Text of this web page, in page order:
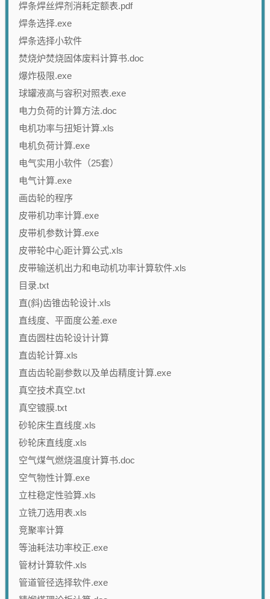
焊条焊丝焊剂消耗定额表.pdf
焊条选择.exe
焊条选择小软件
焚烧炉焚烧固体废料计算书.doc
爆炸极限.exe
球罐液高与容积对照表.exe
电力负荷的计算方法.doc
电机功率与扭矩计算.xls
电机负荷计算.exe
电气实用小软件（25套）
电气计算.exe
画齿轮的程序
皮带机功率计算.exe
皮带机参数计算.exe
皮带轮中心距计算公式.xls
皮带输送机出力和电动机功率计算软件.xls
目录.txt
直(斜)齿锥齿轮设计.xls
直线度、平面度公差.exe
直齿圆柱齿轮设计计算
直齿轮计算.xls
直齿齿轮副参数以及单齿精度计算.exe
真空技术真空.txt
真空镀膜.txt
砂轮床生直线度.xls
砂轮床直线度.xls
空气煤气燃烧温度计算书.doc
空气物性计算.exe
立柱稳定性验算.xls
立铣刀选用表.xls
竞聚率计算
等油耗法功率校正.exe
管材计算软件.xls
管道管径选择软件.exe